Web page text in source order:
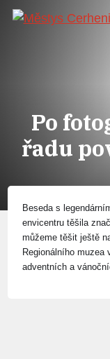
Po
řadu
Beseda s
envicentru těšila
můžeme těšit ještě
Regionálního muzea
adventních a